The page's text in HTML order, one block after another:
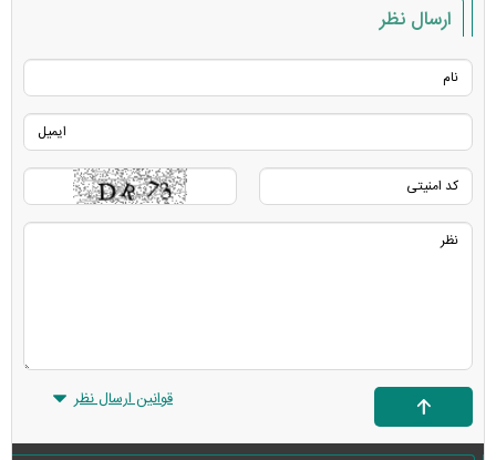
ارسال نظر
قوانین ارسال نظر